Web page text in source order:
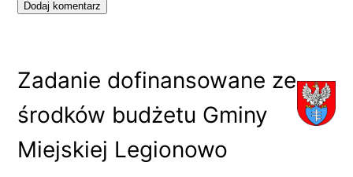
Zadanie dofinansowane ze
środków budżetu Gminy
Miejskiej Legionowo